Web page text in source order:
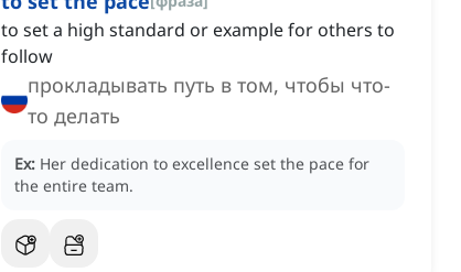
to set a high standard or example for others to
follow
прокладывать путь в том, чтобы что-
то делать
Ex: Her dedication to excellence set the pace for
the entire team.